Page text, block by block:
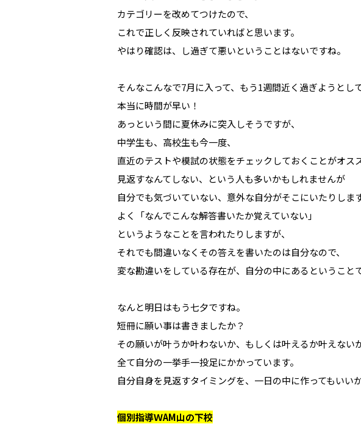
カテゴリーを改めてつけたので、
これで正しく反映されていればと思います。
やはり確認は、し過ぎて悪いということはないですね。
そんなこんなで7月に入って、もう1週間近く過ぎようとし
本当に時間が早い！
あっという間に夏休みに突入しそうですが、
中学生も、高校生も今一度、
直近のテストや模試の状態をチェックしておくことがオス
見返すなんてしない、という人も多いかもしれませんが
自分でも気づいていない、意外な自分がそこにいたりしま
よく「なんでこんな解答書いたか覚えていない」
というようなことを言われたりしますが、
それでも間違いなくその答えを書いたのは自分なので、
変な勘違いをしている存在が、自分の中にあるということで
なんと明日はもう七夕ですね。
短冊に願い事は書きましたか？
その願いが叶うか叶わないか、もしくは叶えるか叶えないか
全て自分の一挙手一投足にかかっています。
自分自身を見返すタイミングを、一日の中に作ってもいい
個別指導ＷAM山の下校